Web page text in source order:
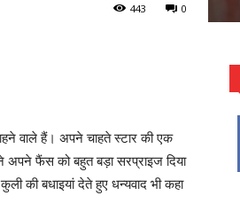
0
443
वाले हैं। अपने चाहते स्टार की एक
फैंस को बहुत बड़ा सरप्राइज दिया
की बधाइयां देते हुए धन्यवाद भी कहा